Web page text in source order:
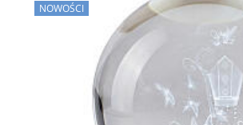
NOWOŚCI